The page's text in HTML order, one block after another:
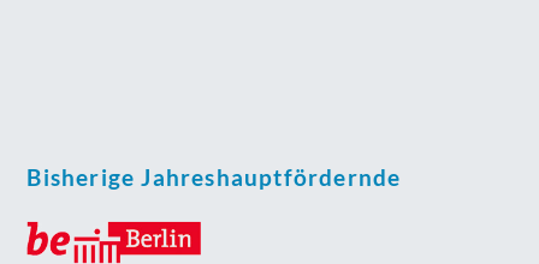
Bisherige Jahreshauptfördernde